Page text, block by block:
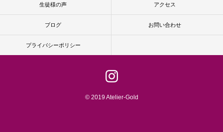
生徒様の声 アクセス
ブログ お問い合わせ
プライバシーポリシー
© 2019 Atelier-Gold